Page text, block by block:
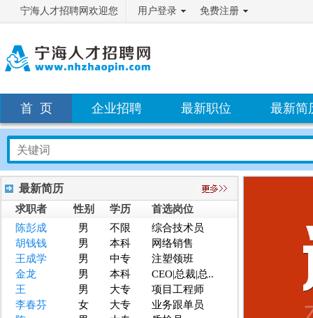
宁海人才招聘网欢迎您 用户登录 免费注册
首 页 企业招聘 最新职位 最新简
最新简历
求职者 性别 学历
首选岗位
陈彭成
男 不限
综合技术员
胡钱钱
男 本科
网络销售
王成学
男 中专
注塑领班
金龙
男 本科
CEO|总裁|总..
王
男 大专
项目工程师
李春芬
女 大专
业务跟单员